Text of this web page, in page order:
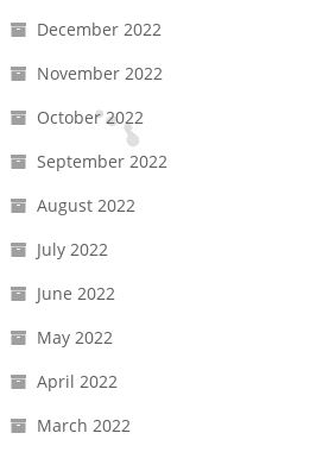
December 2022
November 2022
October 2022
September 2022
August 2022
July 2022
June 2022
May 2022
April 2022
March 2022